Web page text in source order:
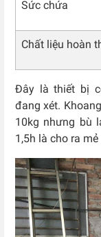
Sức chứa
Chất liệu hoàn
Đây là thiết bị
đang xét.
10kg nhưng bù
1,5h là cho ra